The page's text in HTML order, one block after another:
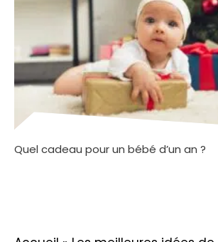
Quel cadeau pour un bébé d’un an ?